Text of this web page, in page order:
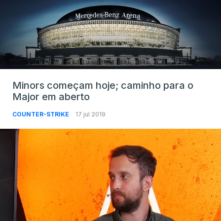
Minors começam hoje; caminho para o
Major em aberto
COUNTER-STRIKE 17 jul 2019